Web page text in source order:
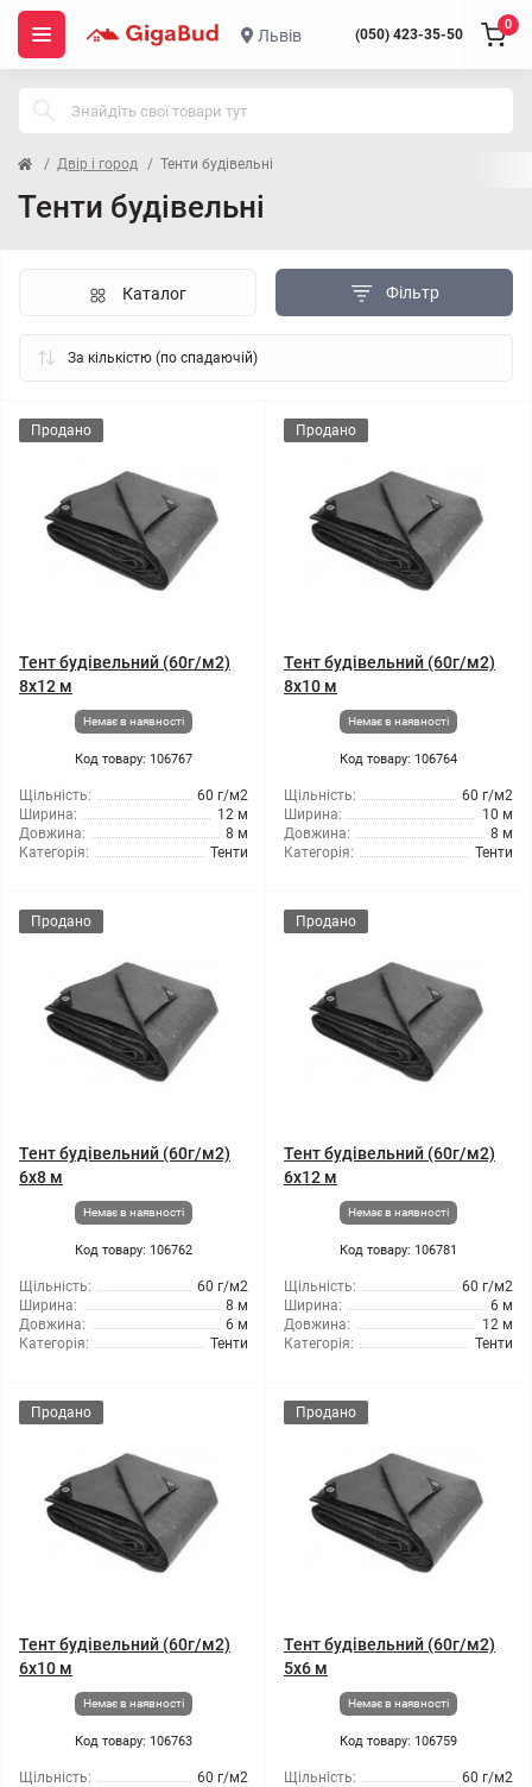
Львів (050) 423-35-50
0
Двір і город Тенти будівельні
Тенти будівельні
Фільтр
Каталог
Продано
Тент будівельний (60г/м2)
8x12 м
Немає в наявності
Код товару: 106767
Щільність:
60 г/м2
Ширина:
12 м
Довжина:
8 м
Категорія:
Тенти
Продано
Тент будівельний (60г/м2)
8x10 м
Немає в наявності
Код товару: 106764
Щільність:
60 г/м2
Ширина:
10 м
Довжина:
8 м
Категорія:
Тенти
Продано
Тент будівельний (60г/м2)
6x8 м
Немає в наявності
Код товару: 106762
Щільність:
60 г/м2
Ширина:
8 м
Довжина:
6 м
Категорія:
Тенти
Продано
Тент будівельний (60г/м2)
6x12 м
Немає в наявності
Код товару: 106781
Щільність:
60 г/м2
Ширина:
6 м
Довжина:
12 м
Категорія:
Тенти
Продано
Тент будівельний (60г/м2)
6x10 м
Немає в наявності
Код товару: 106763
Щільність:
60 г/м2
Продано
Тент будівельний (60г/м2)
5x6 м
Немає в наявності
Код товару: 106759
Щільність:
60 г/м2